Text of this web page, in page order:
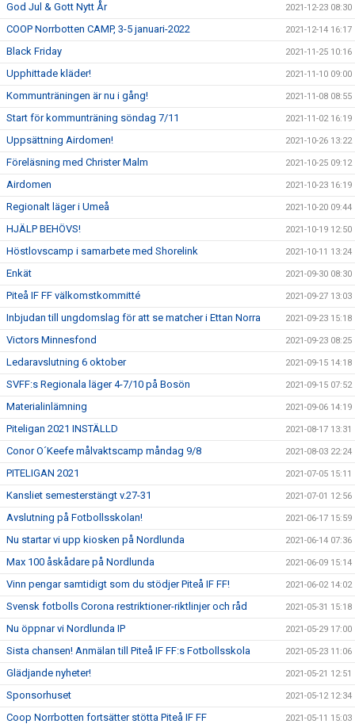
God Jul & Gott Nytt År 2021-12-23 08:30
COOP Norrbotten CAMP, 3-5 januari-2022 2021-12-14 16:17
Black Friday 2021-11-25 10:16
Upphittade kläder! 2021-11-10 09:00
Kommunträningen är nu i gång! 2021-11-08 08:55
Start för kommunträning söndag 7/11 2021-11-02 16:19
Uppsättning Airdomen! 2021-10-26 13:22
Föreläsning med Christer Malm 2021-10-25 09:12
Airdomen 2021-10-23 16:19
Regionalt läger i Umeå 2021-10-20 09:44
HJÄLP BEHÖVS! 2021-10-19 12:50
Höstlovscamp i samarbete med Shorelink 2021-10-11 13:24
Enkät 2021-09-30 08:30
Piteå IF FF välkomstkommitté 2021-09-27 13:03
Inbjudan till ungdomslag för att se matcher i Ettan Norra 2021-09-23 15:18
Victors Minnesfond 2021-09-23 08:25
Ledaravslutning 6 oktober 2021-09-15 14:18
SVFF:s Regionala läger 4-7/10 på Bosön 2021-09-15 07:52
Materialinlämning 2021-09-06 14:19
Piteligan 2021 INSTÄLLD 2021-08-17 13:31
Conor O´Keefe målvaktscamp måndag 9/8 2021-08-03 22:24
PITELIGAN 2021 2021-07-05 15:11
Kansliet semesterstängt v.27-31 2021-07-01 12:56
Avslutning på Fotbollsskolan! 2021-06-17 15:59
Nu startar vi upp kiosken på Nordlunda 2021-06-14 07:36
Max 100 åskådare på Nordlunda 2021-06-09 15:14
Vinn pengar samtidigt som du stödjer Piteå IF FF! 2021-06-02 14:02
Svensk fotbolls Corona restriktioner-riktlinjer och råd 2021-05-31 15:18
Nu öppnar vi Nordlunda IP 2021-05-29 17:00
Sista chansen! Anmälan till Piteå IF FF:s Fotbollsskola 2021-05-23 11:06
Glädjande nyheter! 2021-05-21 12:51
Sponsorhuset 2021-05-12 12:34
Coop Norrbotten fortsätter stötta Piteå IF FF 2021-05-11 15:03